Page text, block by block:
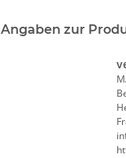
Angaben zur